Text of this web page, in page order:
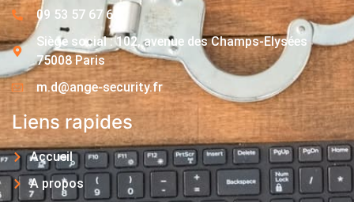
09 53 57 67 63
Siège social : 102, avenue des Champs-Elysées
75008 Paris
m.d@ange-security.fr
Liens rapides
Accueil
A propos